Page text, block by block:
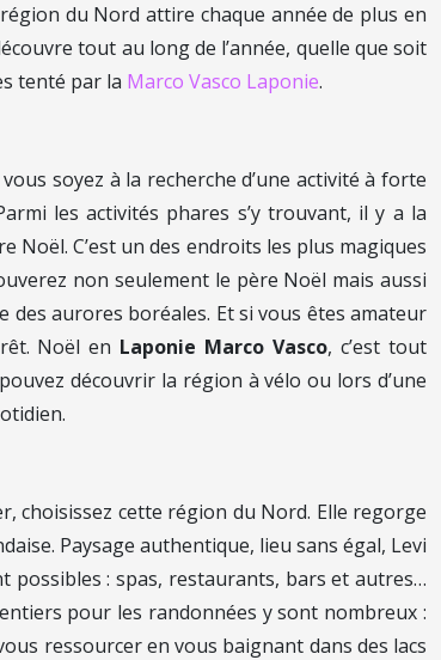
du Nord attire chaque année de plus en
tout au long de l’année, quelle que soit
tenté par la Marco Vasco Laponie.
soyez à la recherche d’une activité à forte
les activités phares s’y trouvant, il y a la
Noël. C’est un des endroits les plus magiques
non seulement le père Noël mais aussi
aurores boréales. Et si vous êtes amateur
Noël en Laponie Marco Vasco, c’est tout
découvrir la région à vélo ou lors d’une
choisissez cette région du Nord. Elle regorge
Paysage authentique, lieu sans égal, Levi
possibles : spas, restaurants, bars et autres…
pour les randonnées y sont nombreux :
ressourcer en vous baignant dans des lacs